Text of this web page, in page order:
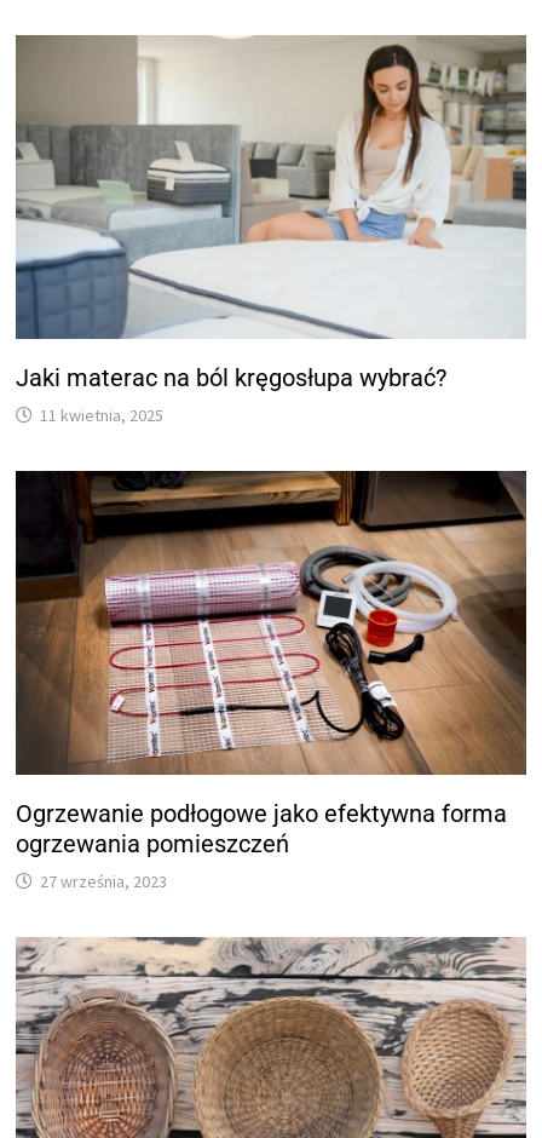
Jaki materac na ból kręgosłupa wybrać?
11 kwietnia, 2025
Ogrzewanie podłogowe jako efektywna forma
ogrzewania pomieszczeń
27 września, 2023